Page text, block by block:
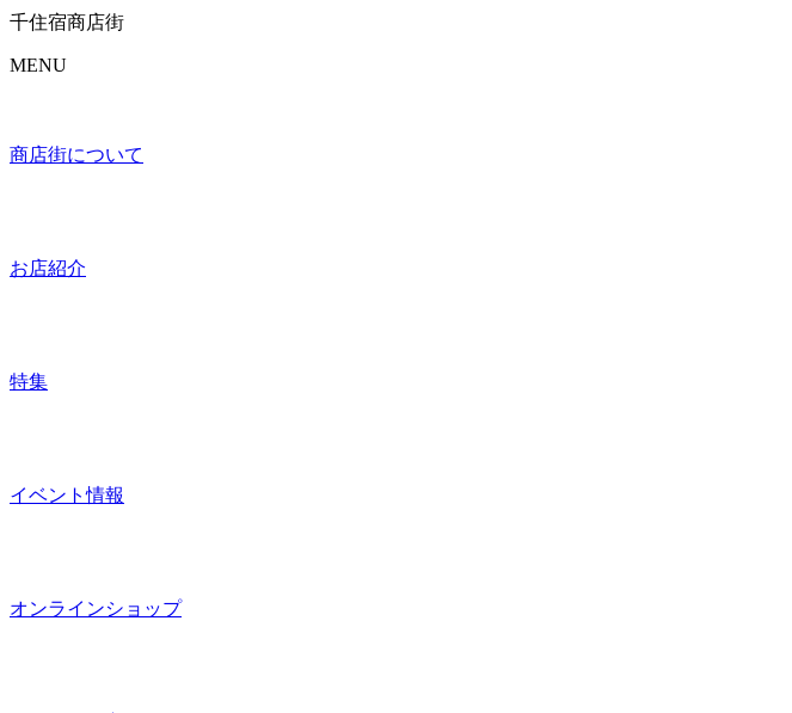
千住宿商店街
MENU
商店街について
お店紹介
特集
イベント情報
オンラインショップ